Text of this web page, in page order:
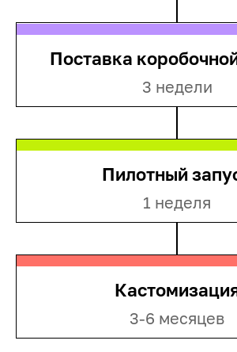
Поставка
3 недели
Пилотный
1 неделя
3-6 месяцев